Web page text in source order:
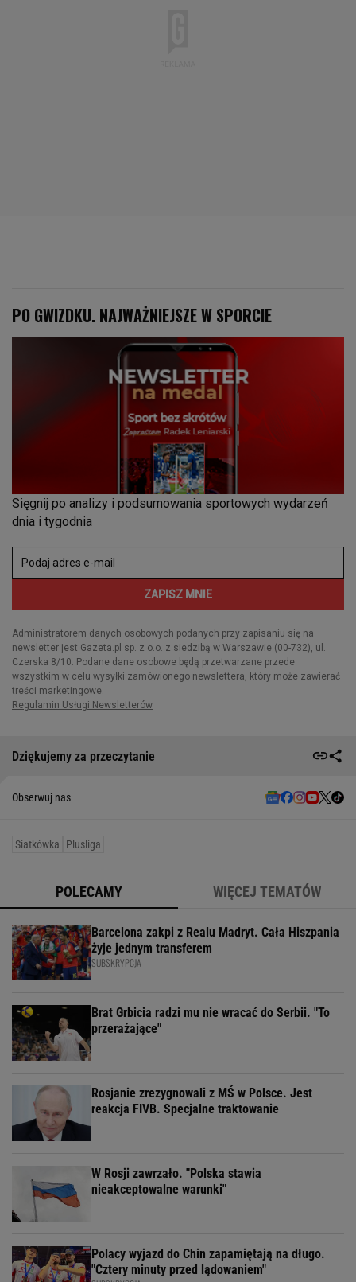
Dziękujemy za przeczytanie
Obserwuj nas
Siatkówka Plusliga
POLECAMY WIĘCEJ TEMATÓW
Barcelona zakpi z Realu Madryt. Cała Hiszpania
żyje jednym transferem
SUBSKRYPCJA
Brat Grbicia radzi mu nie wracać do Serbii. "To
przerażające"
Rosjanie zrezygnowali z MŚ w Polsce. Jest
reakcja FIVB. Specjalne traktowanie
W Rosji zawrzało. "Polska stawia
nieakceptowalne warunki"
Polacy wyjazd do Chin zapamiętają na długo.
"Cztery minuty przed lądowaniem"